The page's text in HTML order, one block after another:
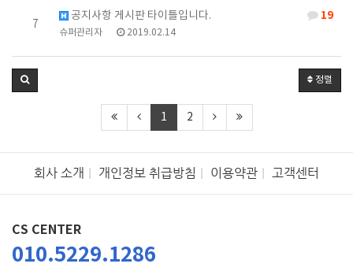
7
19
공지사항 게시판 타이틀입니다.
슈퍼관리자 2019.02.14
정렬
1 2
회사 소개 개인정보 취급방침 이용약관 고객센터
CS CENTER
010.5229.1286